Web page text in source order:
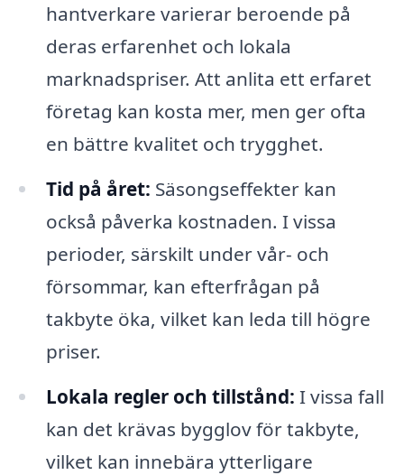
hantverkare varierar beroende på
deras erfarenhet och lokala
marknadspriser. Att anlita ett erfaret
företag kan kosta mer, men ger ofta
en bättre kvalitet och trygghet.
Tid på året: Säsongseffekter kan
också påverka kostnaden. I vissa
perioder, särskilt under vår- och
försommar, kan efterfrågan på
takbyte öka, vilket kan leda till högre
priser.
Lokala regler och tillstånd: I vissa fall
kan det krävas bygglov för takbyte,
vilket kan innebära ytterligare